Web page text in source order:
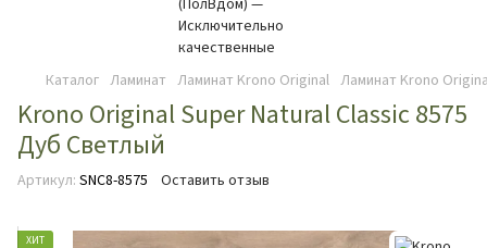
Каталог Ламинат Ламинат Krono Original Ламинат Krono
Krono Original Super Natural Classic 8575
Дуб Светлый
Артикул: SNC8-8575 Оставить отзыв
ХИТ